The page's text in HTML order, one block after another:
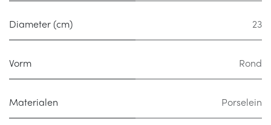
Diameter (cm) 23
Vorm Rond
Materialen Porselein